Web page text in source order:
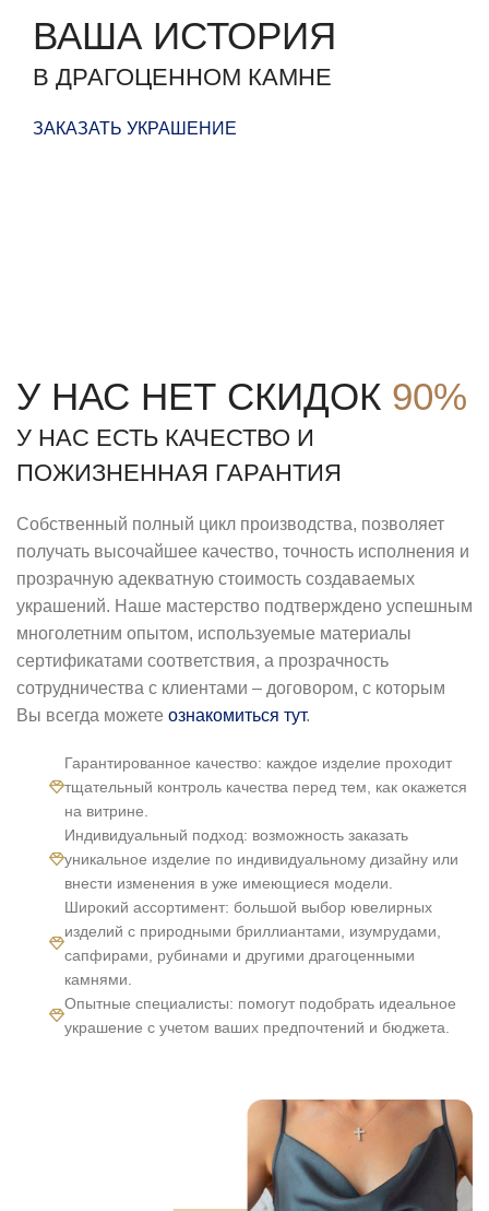
ВАША ИСТОРИЯ
В ДРАГОЦЕННОМ КАМНЕ
ЗАКАЗАТЬ УКРАШЕНИЕ
У НАС НЕТ СКИДОК 90%
У НАС ЕСТЬ КАЧЕСТВО И
ПОЖИЗНЕННАЯ ГАРАНТИЯ
Собственный полный цикл производства, позволяет
получать высочайшее качество, точность исполнения и
прозрачную адекватную стоимость создаваемых
украшений. Наше мастерство подтверждено успешным
многолетним опытом, используемые материалы
сертификатами соответствия, а прозрачность
сотрудничества с клиентами – договором, с которым
Вы всегда можете ознакомиться тут.
Гарантированное качество: каждое изделие проходит
тщательный контроль качества перед тем, как окажется
на витрине.
Индивидуальный подход: возможность заказать
уникальное изделие по индивидуальному дизайну или
внести изменения в уже имеющиеся модели.
Широкий ассортимент: большой выбор ювелирных
изделий с природными бриллиантами, изумрудами,
сапфирами, рубинами и другими драгоценными
камнями.
Опытные специалисты: помогут подобрать идеальное
украшение с учетом ваших предпочтений и бюджета.